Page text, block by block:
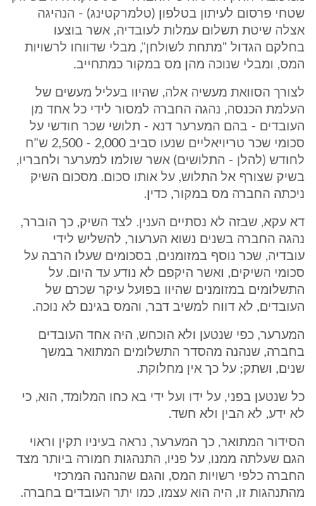
שטחי פרסום לעיתון בטלפון (טלמרקטינג) - הנהיגה
אצלה שיטת תשלום עמלות לעובדיה, אשר בוצעו
בחלקם הגדול "מתחת לשולחן", מבלי שדווחו לרשויות
המס, ומבלי שנוכה מהן מס במקור כמתחייב.
לצורך הסוואת מעשיה אלה, שהיוו בעליל מעשים של
העלמת הכנסה, נהגה החברה למסור לידי כל אחד מן
העובדים - בהם המערער דנא - תלושי שכר חודשי על
סכומי שכר טריויאליים שנעו סביב 2,000 - 2,500 ש"ח
לחודש (להלן - התלושים) אשר שולמו למערער ולחבריו,
בשיק שצורף אל התלוש, על אותו סכום. מסכום השיק
ניכתה החברה מס במקור, כדין.
דא עקא, שבזה לא נסתיים הענין. לצד השיק, כך הוברר,
נהגה החברה בשנים נשוא הערעור, להשליש לידי
עובדיה, שכר נוסף במזומנים, בסכומים שעלו הרבה על
סכומי השיקים, ואשר היקפם לא נודע עד היום. על
התשלומים במזומנים שהיוו בפועל עיקר שכרם של
העובדים, לא דווח למשיב דבר, והמס בגינם לא נוכה.
המערער, כפי שנטען ולא הוכחש, היה אחד העובדים
בחברה, שנהנה מהסדר התשלומים המתואר במשך
שנים, ושתק; על כך אין מחלוקת.
כל שנטען בפני, על ידו ועל ידי בא כחו המלומד, הוא, כי
לא ידע, לא הבין ולא חשד.
הסידור המתואר, כך המערער, נראה בעיניו תקין וראוי
הגם שעלתה ממנו, על פניו, התנהגות חמורה ביותר מצד
החברה כלפי רשויות המס, והגם שהנהנה המרכזי
מהתנהגות זו, היה הוא עצמו, כמו יתר העובדים בחברה.